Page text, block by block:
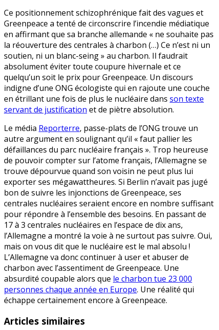
Ce positionnement schizophrénique fait des vagues et
Greenpeace a tenté de circonscrire l’incendie médiatique
en affirmant que sa branche allemande « ne souhaite pas
la réouverture des centrales à charbon (…) Ce n’est ni un
soutien, ni un blanc-seing » au charbon. Il faudrait
absolument éviter toute coupure hivernale et ce
quelqu’un soit le prix pour Greenpeace. Un discours
indigne d’une ONG écologiste qui en rajoute une couche
en étrillant une fois de plus le nucléaire dans son texte
servant de justification et de piètre absolution.
Le média Reporterre, passe-plats de l’ONG trouve un
autre argument en soulignant qu’il « faut pallier les
défaillances du parc nucléaire français ». Trop heureuse
de pouvoir compter sur l’atome français, l’Allemagne se
trouve dépourvue quand son voisin ne peut plus lui
exporter ses mégawattheures. Si Berlin n’avait pas jugé
bon de suivre les injonctions de Greenpeace, ses
centrales nucléaires seraient encore en nombre suffisant
pour répondre à l’ensemble des besoins. En passant de
17 à 3 centrales nucléaires en l’espace de dix ans,
l’Allemagne a montré la voie à ne surtout pas suivre. Oui,
mais on vous dit que le nucléaire est le mal absolu !
L’Allemagne va donc continuer à user et abuser de
charbon avec l’assentiment de Greenpeace. Une
absurdité coupable alors que le charbon tue 23 000
personnes chaque année en Europe. Une réalité qui
échappe certainement encore à Greenpeace.
Articles similaires